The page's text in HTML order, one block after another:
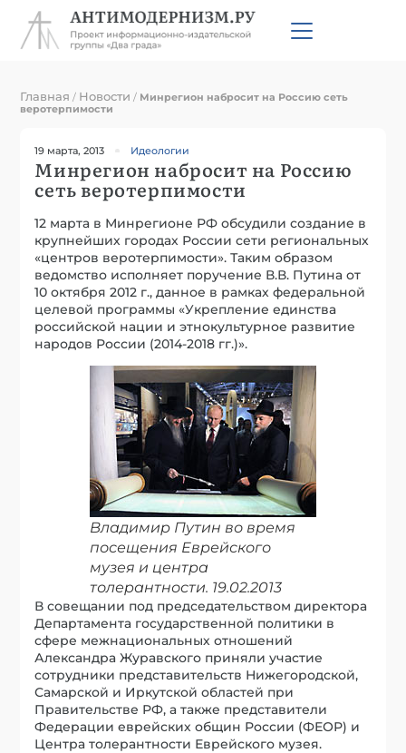
Главная / Новости / Минрегион набросит на Россию сеть
веротерпимости
19 марта, 2013 Идеологии
Минрегион набросит на Россию
сеть веротерпимости
12 марта в Минрегионе РФ обсудили создание в
крупнейших городах России сети региональных
«центров веротерпимости». Таким образом
ведомство исполняет поручение В.В. Путина от
10 октября 2012 г., данное в рамках федеральной
целевой программы «Укрепление единства
российской нации и этнокультурное развитие
народов России (2014-2018 гг.)».
Владимир Путин во время
посещения Еврейского
музея и центра
толерантности. 19.02.2013
В совещании под председательством директора
Департамента государственной политики в
сфере межнациональных отношений
Александра Журавского приняли участие
сотрудники представительств Нижегородской,
Самарской и Иркутской областей при
Правительстве РФ, а также представители
Федерации еврейских общин России (ФЕОР) и
Центра толерантности Еврейского музея.